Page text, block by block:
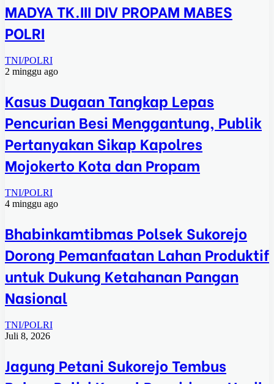
MADYA TK.III DIV PROPAM MABES
POLRI
TNI/POLRI
2 minggu ago
Kasus Dugaan Tangkap Lepas
Pencurian Besi Menggantung, Publik
Pertanyakan Sikap Kapolres
Mojokerto Kota dan Propam
TNI/POLRI
4 minggu ago
Bhabinkamtibmas Polsek Sukorejo
Dorong Pemanfaatan Lahan Produktif
untuk Dukung Ketahanan Pangan
Nasional
TNI/POLRI
Juli 8, 2026
Jagung Petani Sukorejo Tembus